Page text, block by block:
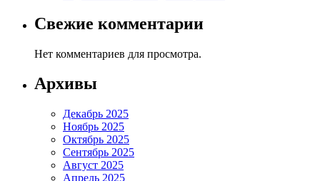
Свежие комментарии
Нет комментариев для просмотра.
Архивы
Декабрь 2025
Ноябрь 2025
Октябрь 2025
Сентябрь 2025
Август 2025
Апрель 2025